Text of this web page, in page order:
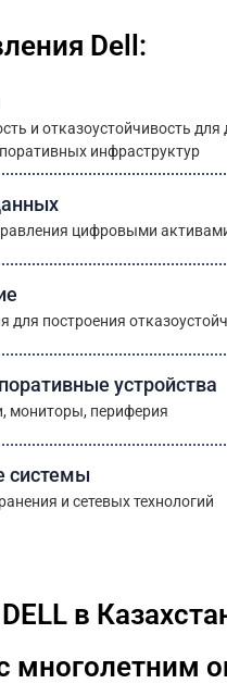
Dell:
и отказоустойчивость для
инфраструктур
цифровыми
для построения
устройства
мониторы, периферия
системы
и сетевых технологий
в
многолетним